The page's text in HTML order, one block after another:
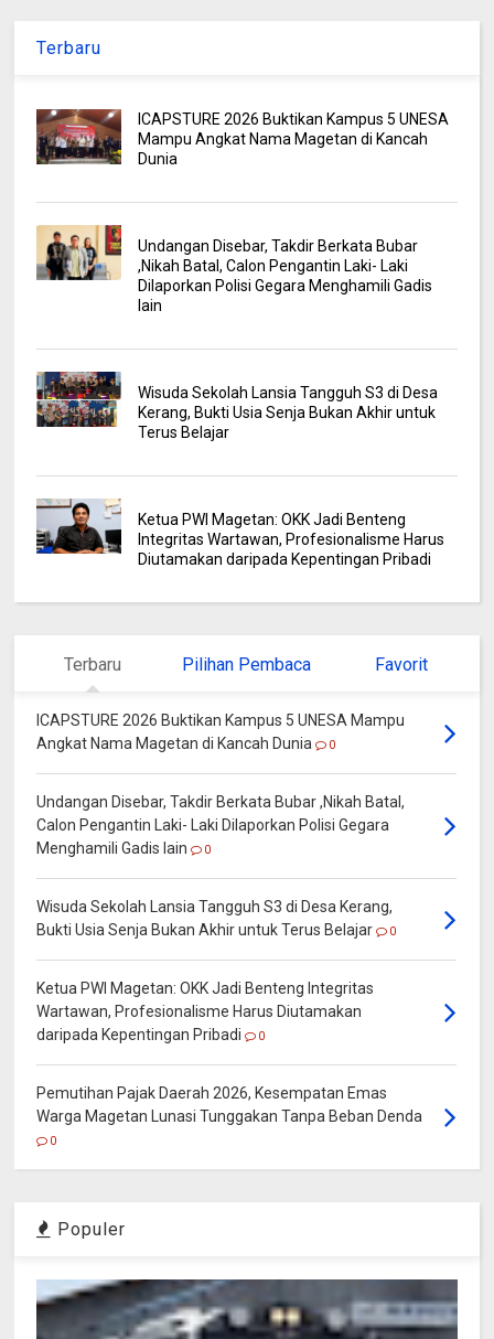
Terbaru
ICAPSTURE 2026 Buktikan Kampus 5 UNESA
Mampu Angkat Nama Magetan di Kancah
Dunia
Undangan Disebar, Takdir Berkata Bubar
,Nikah Batal, Calon Pengantin Laki- Laki
Dilaporkan Polisi Gegara Menghamili Gadis
lain
Wisuda Sekolah Lansia Tangguh S3 di Desa
Kerang, Bukti Usia Senja Bukan Akhir untuk
Terus Belajar
Ketua PWI Magetan: OKK Jadi Benteng
Integritas Wartawan, Profesionalisme Harus
Diutamakan daripada Kepentingan Pribadi
Terbaru Pilihan Pembaca Favorit
ICAPSTURE 2026 Buktikan Kampus 5 UNESA Mampu
Angkat Nama Magetan di Kancah Dunia
0
Undangan Disebar, Takdir Berkata Bubar ,Nikah Batal,
Calon Pengantin Laki- Laki Dilaporkan Polisi Gegara
Menghamili Gadis lain
0
Wisuda Sekolah Lansia Tangguh S3 di Desa Kerang,
Bukti Usia Senja Bukan Akhir untuk Terus Belajar
0
Ketua PWI Magetan: OKK Jadi Benteng Integritas
Wartawan, Profesionalisme Harus Diutamakan
daripada Kepentingan Pribadi
0
Pemutihan Pajak Daerah 2026, Kesempatan Emas
Warga Magetan Lunasi Tunggakan Tanpa Beban Denda
0
Populer